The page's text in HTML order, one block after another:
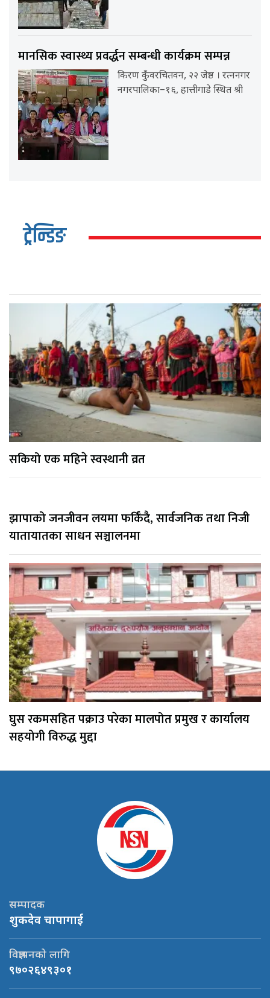
मानसिक स्वास्थ्य प्रवर्द्धन सम्बन्धी कार्यक्रम सम्पन्न
किरण कुँवरचितवन, २२ जेष्ठ । रत्ननगर
नगरपालिका–१६, हात्तीगाडे स्थित श्री
ट्रेन्डिङ
सकियो एक महिने स्वस्थानी व्रत
झापाको जनजीवन लयमा फर्किँदै, सार्वजनिक तथा निजी
यातायातका साधन सञ्चालनमा
घुस रकमसहित पक्राउ परेका मालपोत प्रमुख र कार्यालय
सहयोगी विरुद्ध मुद्दा
सम्पादक
शुकदेव चापागाई
विज्ञापनको लागि
९७०२६४९३०१